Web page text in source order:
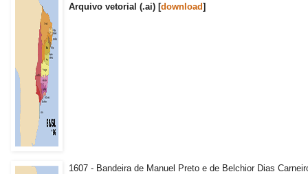
Arquivo vetorial (.ai) [download]
1607 - Bandeira de Manuel Preto e de Belchior Dias